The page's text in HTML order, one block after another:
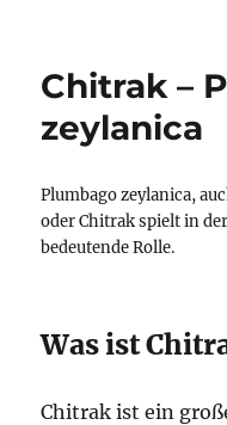
Chitrak –
zeylanica
Plumbago zeylanica,
oder Chitrak spielt in
bedeutende Rolle.
Was ist
Chitrak ist ein